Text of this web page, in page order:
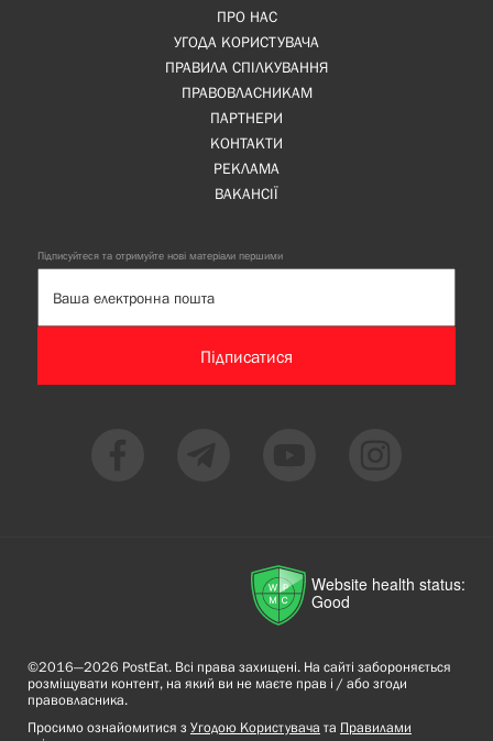
ПРО НАС
УГОДА КОРИСТУВАЧА
ПРАВИЛА СПІЛКУВАННЯ
ПРАВОВЛАСНИКАМ
ПАРТНЕРИ
КОНТАКТИ
РЕКЛАМА
ВАКАНСІЇ
Підписуйтеся та отримуйте нові матеріали першими
Підписатися
Website health status:
Good
©2016—2026 PostEat. Всі права захищені. На сайті забороняється
розміщувати контент, на який ви не маєте прав і / або згоди
правовласника.
Просимо ознайомитися з Угодою Користувача та Правилами